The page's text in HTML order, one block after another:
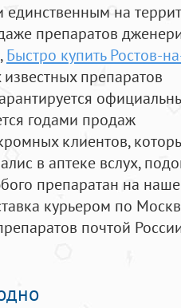
на
препаратов
, Быстро купить Ростов-
препаратов
годами продаж
клиентов,
в аптеке вслух,
препаратан на
курьером по
почтой